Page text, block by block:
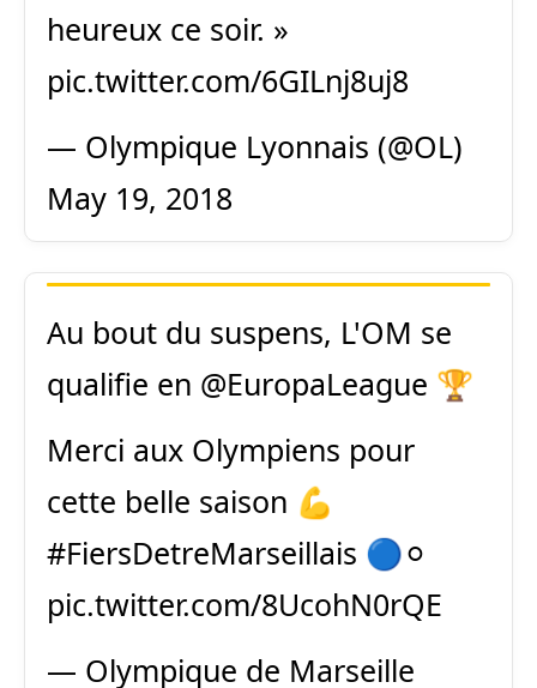
heureux ce soir. »
pic.twitter.com/6GILnj8uj8
— Olympique Lyonnais (@OL)
May 19, 2018
Au bout du suspens, L'OM se
qualifie en @EuropaLeague 🏆
Merci aux Olympiens pour
cette belle saison 💪
#FiersDetreMarseillais 🔵⚪️
pic.twitter.com/8UcohN0rQE
— Olympique de Marseille